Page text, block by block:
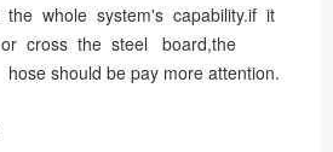
whole system's capability.if it
cross the steel board,the
should be pay more attention.